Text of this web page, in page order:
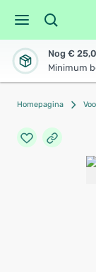
Nog €
Minimum
Homepagina